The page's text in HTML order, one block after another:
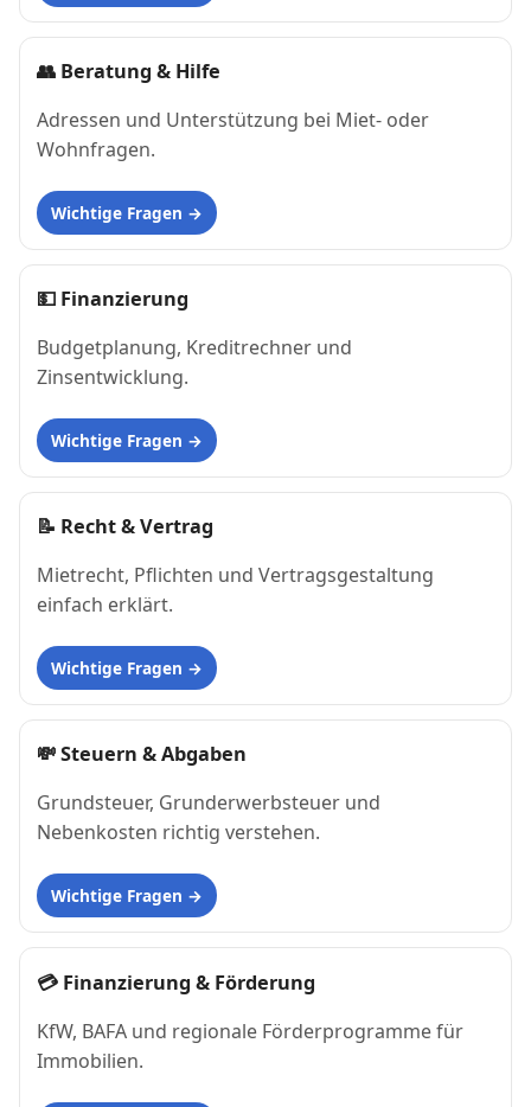
👥 Beratung & Hilfe
Adressen und Unterstützung bei Miet- oder
Wohnfragen.
Wichtige Fragen
💵 Finanzierung
Budgetplanung, Kreditrechner und
Zinsentwicklung.
Wichtige Fragen
📝 Recht & Vertrag
Mietrecht, Pflichten und Vertragsgestaltung
einfach erklärt.
Wichtige Fragen
💸Steuern & Abgaben
Grundsteuer, Grunderwerbsteuer und
Nebenkosten richtig verstehen.
Wichtige Fragen
💳 Finanzierung & Förderung
KfW, BAFA und regionale Förderprogramme für
Immobilien.